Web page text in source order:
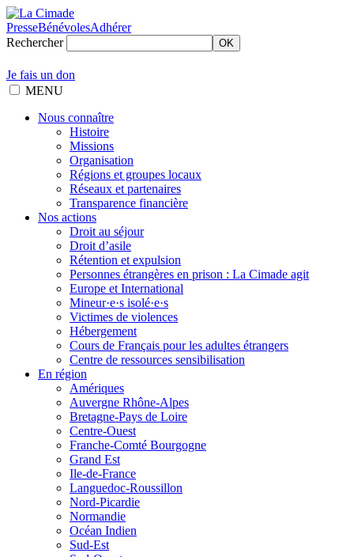
PresseBénévolesAdhérer
Rechercher
OK
Je fais un don
MENU
Nous connaître
Histoire
Missions
Organisation
Régions et groupes locaux
Réseaux et partenaires
Transparence financière
Nos actions
Droit au séjour
Droit d’asile
Rétention et expulsion
Personnes étrangères en prison : La Cimade agit
Europe et International
Mineur·e·s isolé·e·s
Victimes de violences
Hébergement
Cours de Français pour les adultes étrangers
Centre de ressources sensibilisation
En région
Amériques
Auvergne Rhône-Alpes
Bretagne-Pays de Loire
Centre-Ouest
Franche-Comté Bourgogne
Grand Est
Ile-de-France
Languedoc-Roussillon
Nord-Picardie
Normandie
Océan Indien
Sud-Est